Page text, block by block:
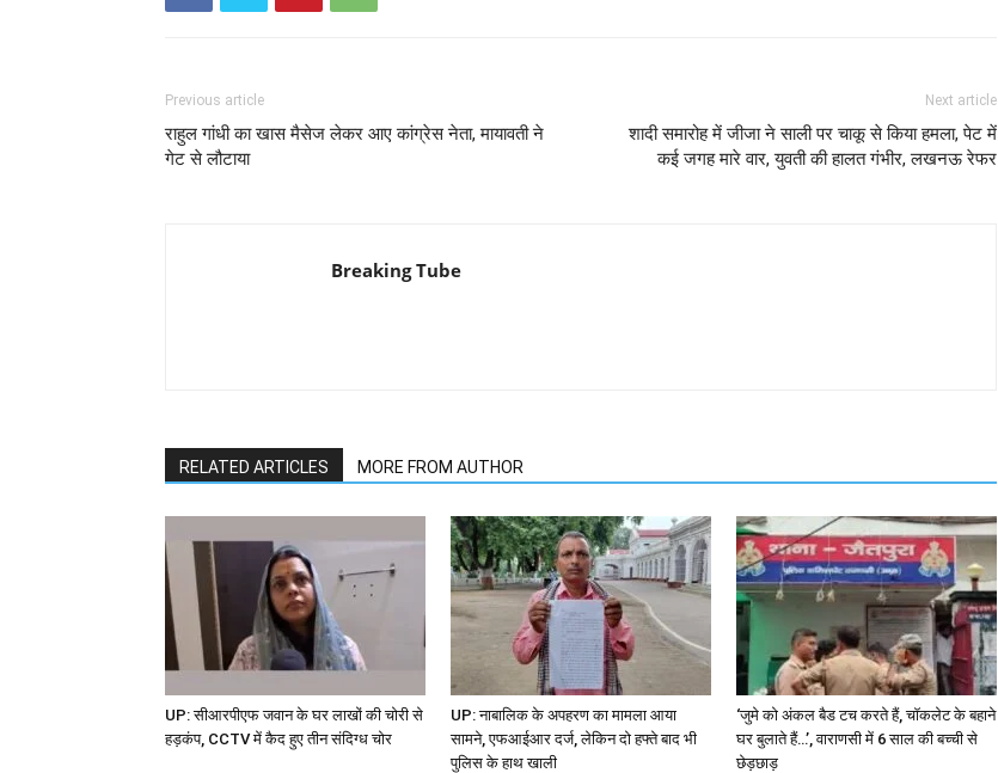
Previous article
राहुल गांधी का खास मैसेज लेकर आए कांग्रेस नेता, मायावती ने
गेट से लौटाया
Next article
शादी समारोह में जीजा ने साली पर चाकू से किया हमला, पेट में
कई जगह मारे वार, युवती की हालत गंभीर, लखनऊ रेफर
Breaking Tube
RELATED ARTICLES MORE FROM AUTHOR
UP: सीआरपीएफ जवान के घर लाखों की चोरी से
हड़कंप, CCTV में कैद हुए तीन संदिग्ध चोर
UP: नाबालिक के अपहरण का मामला आया
सामने, एफआईआर दर्ज, लेकिन दो हफ्ते बाद भी
पुलिस के हाथ खाली
‘जुमे को अंकल बैड टच करते हैं, चॉकलेट के बहाने
घर बुलाते हैं…’, वाराणसी में 6 साल की बच्ची से
छेड़छाड़